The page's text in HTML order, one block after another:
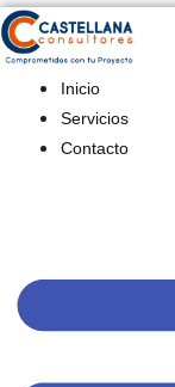
Inicio
Servicios
Contacto